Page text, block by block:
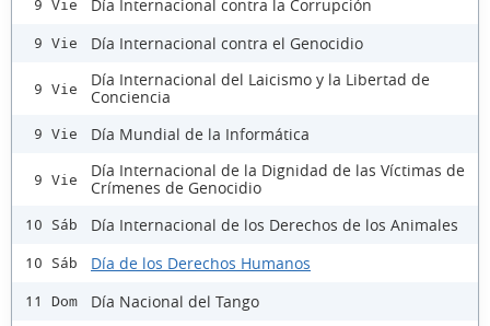
9 Vie Día Internacional contra la Corrupción
9 Vie Día Internacional contra el Genocidio
9 Vie
Día Internacional del Laicismo y la Libertad de
Conciencia
9 Vie Día Mundial de la Informática
9 Vie
Día Internacional de la Dignidad de las Víctimas de
Crímenes de Genocidio
10 Sáb Día Internacional de los Derechos de los Animales
10 Sáb Día de los Derechos Humanos
11 Dom Día Nacional del Tango